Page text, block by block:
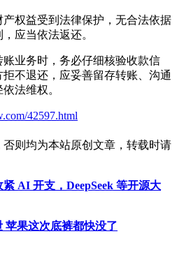
权益受到法律保护，无合法依据
应当依法返还。
业务时，务必仔细核验收款信
不退还，应妥善留存转账、沟通
法维权。
42597.html
否则均为本站原创文章，转载时请
AI 开支，DeepSeek 等开源大
苹果这次底裤都快没了